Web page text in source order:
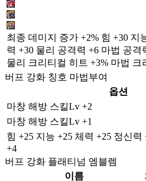
최종 데미지 증가 +2% 힘 +30 지
력 +30 물리 공격력 +6 마법 공격
물리 크리티컬 히트 +3% 마법 크
버프 강화 칭호 마법부여
옵션
마창 해방 스킬Lv +2
마창 해방 스킬Lv +1
힘 +25 지능 +25 체력 +25 정신
+4
버프 강화 플래티넘 엠블렘
이름